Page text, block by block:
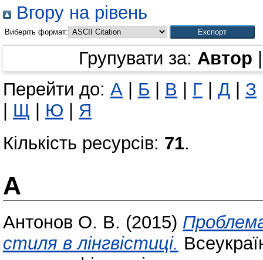
Вгору на рівень
Виберіть формат:
Групувати за: Автор
Перейти до: А Б В Г Д З
Щ Ю
Я
Кількість ресурсів: 71.
А
Антонов О. В. (2015)
стиля в лінгвістиці.